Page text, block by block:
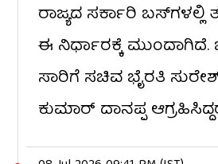
ರಾಜ್ಯದ ಸರ್ಕಾರಿ
ಈ ನಿರ್ಧಾರಕ್ಕೆ
ಸಾರಿಗೆ ಸಚಿವ ಭೈರತಿ
ಕುಮಾರ್ ದಾನಪ್ಪ